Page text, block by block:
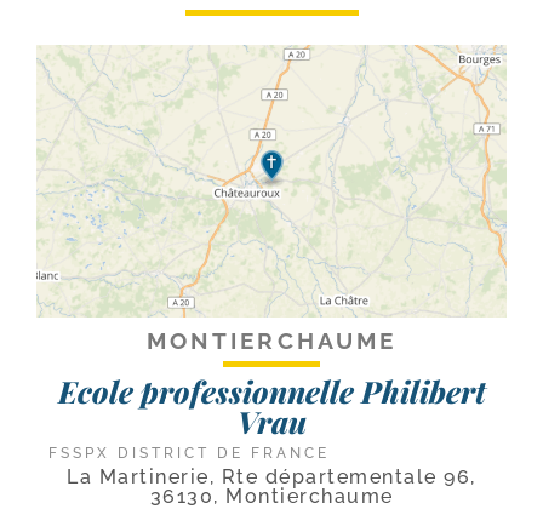
MONTIERCHAUME
Ecole professionnelle Philibert
Vrau
FSSPX DISTRICT DE FRANCE
La Martinerie, Rte départementale 96,
36130, Montierchaume